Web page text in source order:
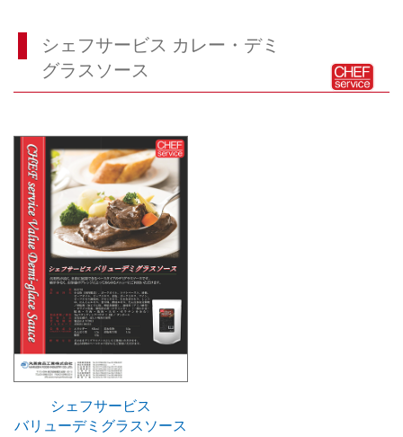
シェフサービス カレー・デミ
グラスソース
シェフサービス
バリューデミグラスソース